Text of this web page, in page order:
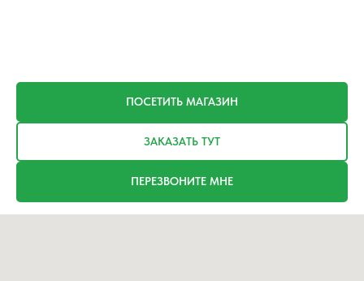
ПОСЕТИТЬ МАГАЗИН
ЗАКАЗАТЬ ТУТ
ПЕРЕЗВОНИТЕ МНЕ